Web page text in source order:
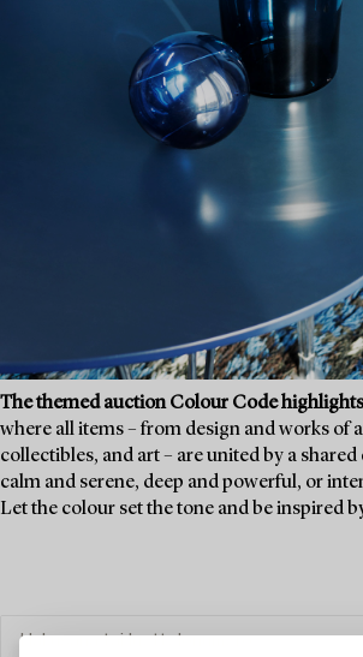
The themed auction Colour Code
where all items – from design and works of
collectibles, and art – are united by a
calm and serene, deep and powerful, or
Let the colour set the tone and be inspired